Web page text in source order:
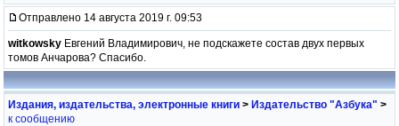
Отправлено 14 августа 2019 г. 09:53
witkowsky Евгений Владимирович, не подскажете состав двух первых
томов Анчарова? Спасибо.
Издания, издательства, электронные книги > Издательство "Азбука" >
к сообщению